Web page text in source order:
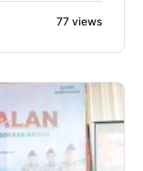
proses
Faiz saat […]
77 views